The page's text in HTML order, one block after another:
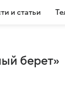
и статьи
берет»